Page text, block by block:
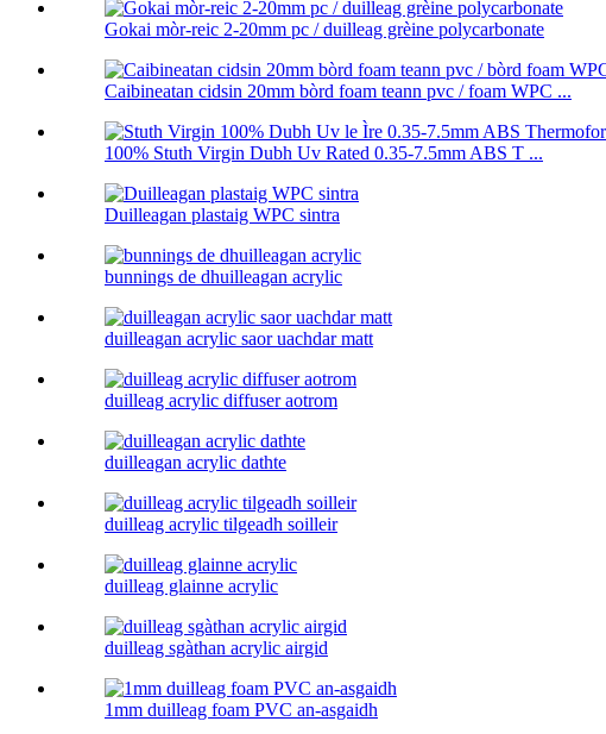
Gokai mòr-reic 2-20mm pc / duilleag grèine polycarbonate
Caibineatan cidsin 20mm bòrd foam teann pvc / foam WPC ...
100% Stuth Virgin Dubh Uv Rated 0.35-7.5mm ABS T ...
Duilleagan plastaig WPC sintra
bunnings de dhuilleagan acrylic
duilleagan acrylic saor uachdar matt
duilleag acrylic diffuser aotrom
duilleagan acrylic dathte
duilleag acrylic tilgeadh soilleir
duilleag glainne acrylic
duilleag sgàthan acrylic airgid
1mm duilleag foam PVC an-asgaidh